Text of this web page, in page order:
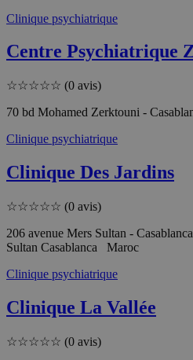
Clinique psychiatrique
Centre Psychiatrique
☆☆☆☆☆ (0 avis)
70 bd Mohamed Zerktouni -
Clinique psychiatrique
Clinique Des Jardins
☆☆☆☆☆ (0 avis)
206 avenue Mers Sultan -
Sultan Casablanca Maroc
Clinique psychiatrique
Clinique La Vallée
☆☆☆☆☆ (0 avis)